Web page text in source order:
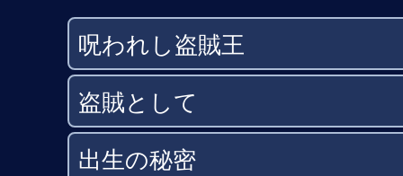
呪われし盗賊王
盗賊として
出生の秘密